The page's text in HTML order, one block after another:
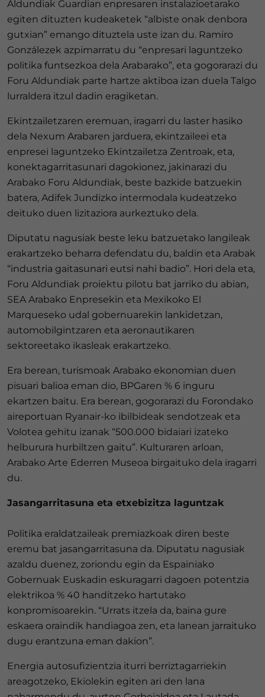
Aldundiak Guardian enpresaren instalazioetarako
egiten dituzten kudeaketek “albiste onak denbora
gutxian” emango dituztela uste izan du. Ramiro
Gonzálezek azpimarratu du “enpresari laguntzeko
politika funtsezkoa dela Arabarako”, eta gogorarazi du
Foru Aldundiak parte hartze aktiboa izan duela Talgo
lurraldera itzul dadin eragiketan.
Ekintzailetzaren eremuan, iragarri du laster hasiko
dela Nexum Arabaren jarduera, ekintzaileei eta
enpresei laguntzeko Ekintzailetza Zentroak, eta,
konektagarritasunari dagokionez, jakinarazi du
Arabako Foru Aldundiak, beste bazkide batzuekin
batera, Adifek Jundizko intermodala kudeatzeko
deituko duen lizitaziora aurkeztuko dela.
Diputatu nagusiak beste leku batzuetako langileak
erakartzeko beharra defendatu du, baldin eta Arabak
“industria gaitasunari eutsi nahi badio”. Hori dela eta,
Foru Aldundiak proiektu pilotu bat jarriko du abian,
SEA Arabako Enpresekin eta Mexikoko El
Marqueseko udal gobernuarekin lankidetzan,
automobilgintzaren eta aeronautikaren
sektoreetako ikasleak erakartzeko.
Era berean, turismoak Arabako ekonomian duen
pisuari balioa eman dio, BPGaren % 6 inguru
ekartzen baitu. Era berean, gogorarazi du Forondako
aireportuan Ryanair-ko ibilbideak sendotzeak eta
Volotea gehitu izanak “500.000 bidaiari izateko
helburura hurbiltzen gaitu”. Kulturaren arloan,
Arabako Arte Ederren Museoa birgaituko dela iragarri
du.
Jasangarritasuna eta etxebizitza laguntzak
Politika eraldatzaileak premiazkoak diren beste
eremu bat jasangarritasuna da. Diputatu nagusiak
azaldu duenez, zoriondu egin da Espainiako
Gobernuak Euskadin eskuragarri dagoen potentzia
elektrikoa % 40 handitzeko hartutako
konpromisoarekin. “Urrats itzela da, baina gure
eskaera oraindik handiagoa zen, eta lanean jarraituko
dugu erantzuna eman dakion”.
Energia autosufizientzia iturri berriztagarriekin
areagotzeko, Ekiolekin egiten ari den lana